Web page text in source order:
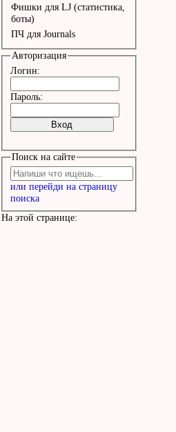
Фишки для LJ (статистика,
боты)
ПЧ для Journals
Авторизация
Логин:
Пароль:
Поиск на сайте
или перейди на страницу
поиска
На этой странице: